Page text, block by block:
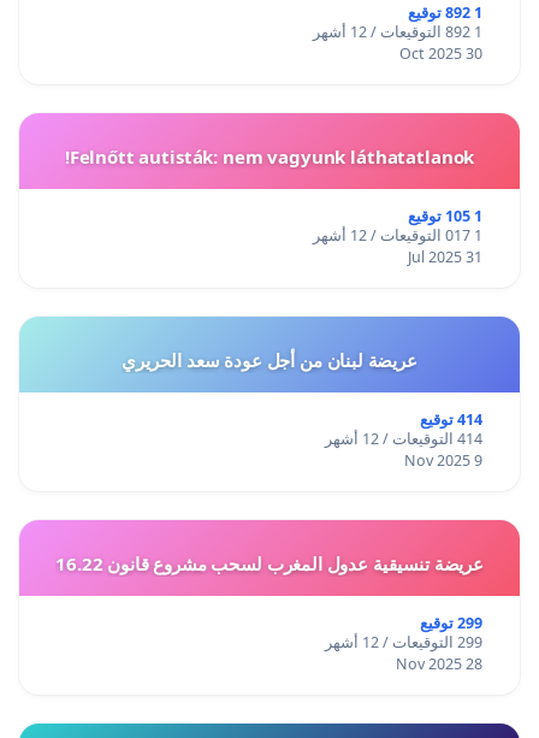
1 892 توقيع
1 892 التوقيعات / 12 أشهر
30 Oct 2025
Felnőtt autisták: nem vagyunk láthatatlanok!
1 105 توقيع
1 017 التوقيعات / 12 أشهر
31 Jul 2025
عريضة لبنان من أجل عودة سعد الحريري
414 توقيع
414 التوقيعات / 12 أشهر
9 Nov 2025
عريضة تنسيقية عدول المغرب لسحب مشروع قانون 16.22
299 توقيع
299 التوقيعات / 12 أشهر
28 Nov 2025